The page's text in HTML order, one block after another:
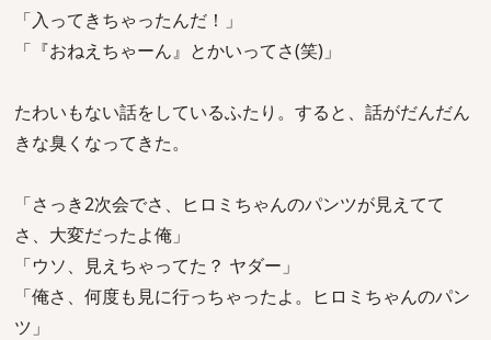
「入ってきちゃったんだ！」
「『おねえちゃーん』とかいってさ(笑)」
たわいもない話をしているふたり。すると、話がだんだん
きな臭くなってきた。
「さっき2次会でさ、ヒロミちゃんのパンツが見えてて
さ、大変だったよ俺」
「ウソ、見えちゃってた？ ヤダー」
「俺さ、何度も見に行っちゃったよ。ヒロミちゃんのパン
ツ」